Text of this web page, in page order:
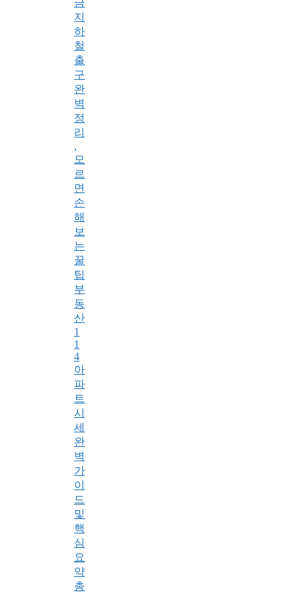
금
지
하
철
출
구
완
벽
정
리
,
모
르
면
손
해
보
는
꿀
팁
부
동
산
1
1
4
아
파
트
시
세
완
벽
가
이
드
및
핵
심
요
약
총